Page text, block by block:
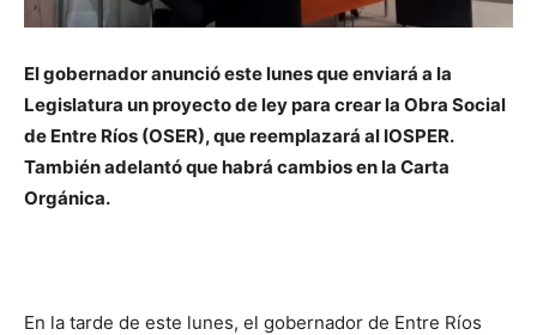
El gobernador anunció este lunes que enviará a la
Legislatura un proyecto de ley para crear la Obra Social
de Entre Ríos (OSER), que reemplazará al IOSPER.
También adelantó que habrá cambios en la Carta
Orgánica.
En la tarde de este lunes, el gobernador de Entre Ríos